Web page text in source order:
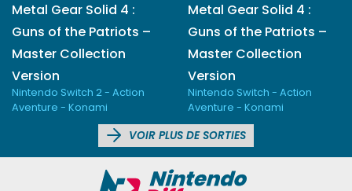
Metal Gear Solid 4 :
Guns of the Patriots –
Master Collection
Version
Nintendo Switch 2 - Action
Aventure - Konami
Metal Gear Solid 4 :
Guns of the Patriots –
Master Collection
Version
Nintendo Switch - Action
Aventure - Konami
VOIR PLUS DE SORTIES